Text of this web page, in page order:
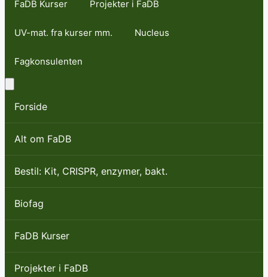
FaDB Kurser Projekter i FaDB
UV-mat. fra kurser mm. Nucleus
Fagkonsulenten
Forside
Alt om FaDB
Bestil: Kit, CRISPR, enzymer, bakt.
Biofag
FaDB Kurser
Projekter i FaDB